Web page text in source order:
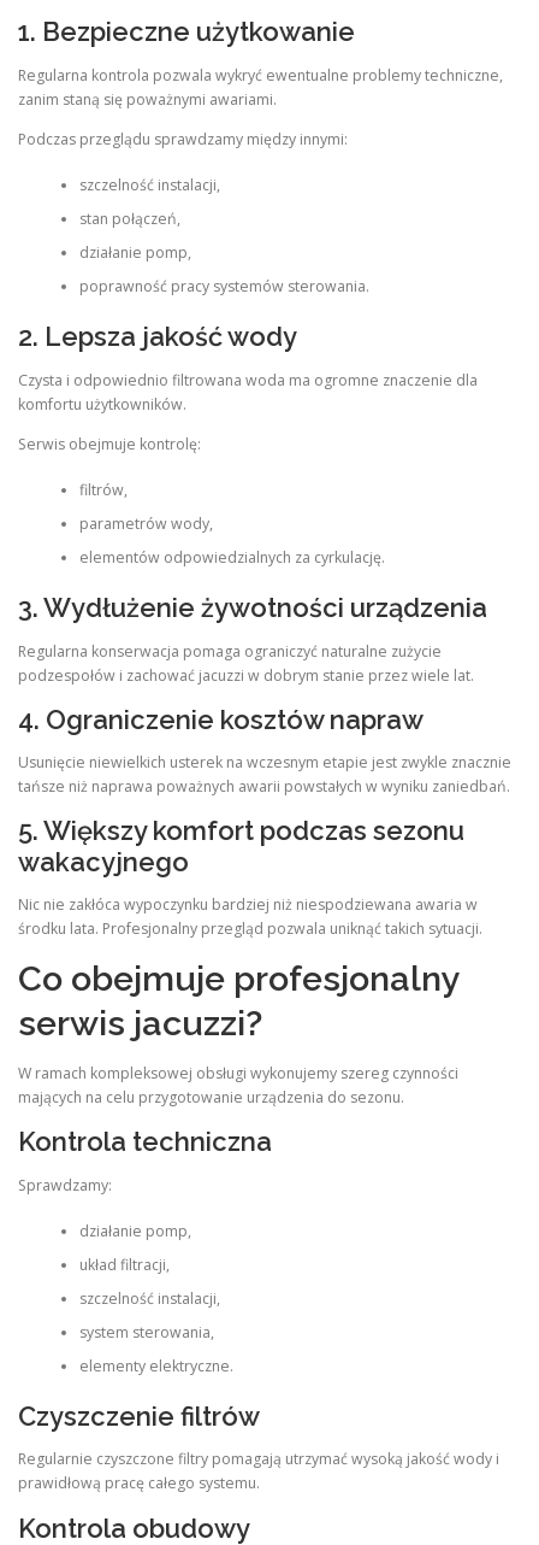
1. Bezpieczne użytkowanie
Regularna kontrola pozwala wykryć ewentualne problemy techniczne,
zanim staną się poważnymi awariami.
Podczas przeglądu sprawdzamy między innymi:
szczelność instalacji,
stan połączeń,
działanie pomp,
poprawność pracy systemów sterowania.
2. Lepsza jakość wody
Czysta i odpowiednio filtrowana woda ma ogromne znaczenie dla
komfortu użytkowników.
Serwis obejmuje kontrolę:
filtrów,
parametrów wody,
elementów odpowiedzialnych za cyrkulację.
3. Wydłużenie żywotności urządzenia
Regularna konserwacja pomaga ograniczyć naturalne zużycie
podzespołów i zachować jacuzzi w dobrym stanie przez wiele lat.
4. Ograniczenie kosztów napraw
Usunięcie niewielkich usterek na wczesnym etapie jest zwykle znacznie
tańsze niż naprawa poważnych awarii powstałych w wyniku zaniedbań.
5. Większy komfort podczas sezonu
wakacyjnego
Nic nie zakłóca wypoczynku bardziej niż niespodziewana awaria w
środku lata. Profesjonalny przegląd pozwala uniknąć takich sytuacji.
Co obejmuje profesjonalny
serwis jacuzzi?
W ramach kompleksowej obsługi wykonujemy szereg czynności
mających na celu przygotowanie urządzenia do sezonu.
Kontrola techniczna
Sprawdzamy:
działanie pomp,
układ filtracji,
szczelność instalacji,
system sterowania,
elementy elektryczne.
Czyszczenie filtrów
Regularnie czyszczone filtry pomagają utrzymać wysoką jakość wody i
prawidłową pracę całego systemu.
Kontrola obudowy